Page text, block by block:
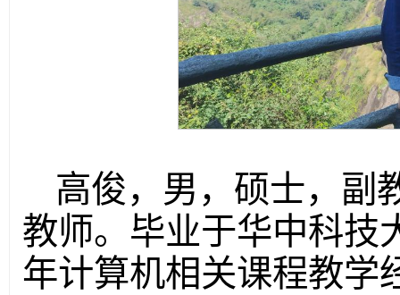
高俊，男，硕士，副
教师。毕业于华中科技
年计算机相关课程教学